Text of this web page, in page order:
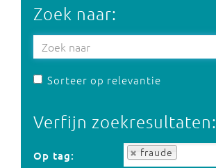
Zoek naar:
Sorteer op relevantie
Verfijn zoekresultaten:
Op tag: fraude
Op tag: